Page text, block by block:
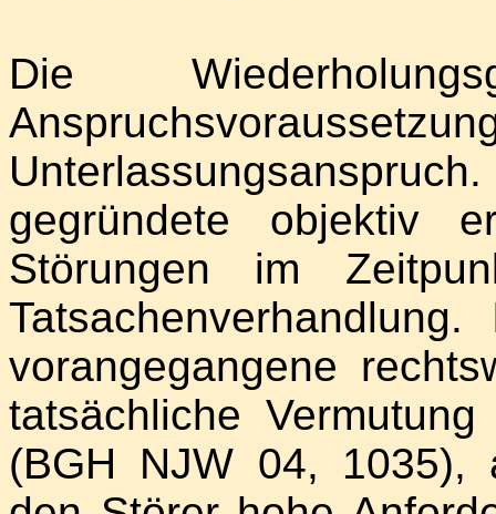
Die
gegründete objektiv
Störungen im
vorangegangene
tatsächliche
(BGH NJW 04, 1035),